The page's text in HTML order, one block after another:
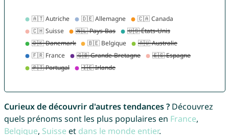
Curieux de découvrir d'autres tendances ?Découvrez
quels prénoms sont les plus populaires en France,
Belgique, Suisse et dans le monde entier.